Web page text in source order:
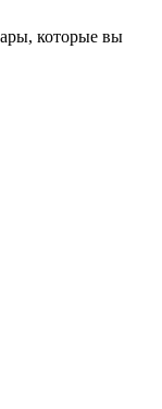
которые вы